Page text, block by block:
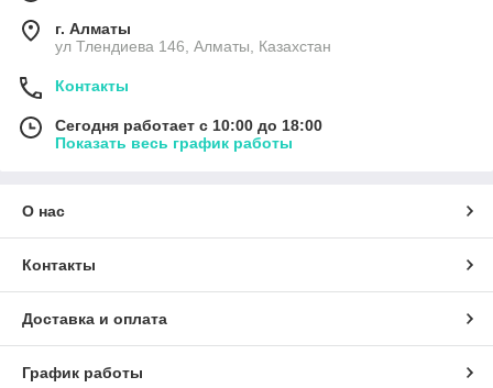
г. Алматы
ул Тлендиева 146, Алматы, Казахстан
Контакты
Сегодня работает с 10:00 до 18:00
Показать весь график работы
О нас
Контакты
Доставка и оплата
График работы